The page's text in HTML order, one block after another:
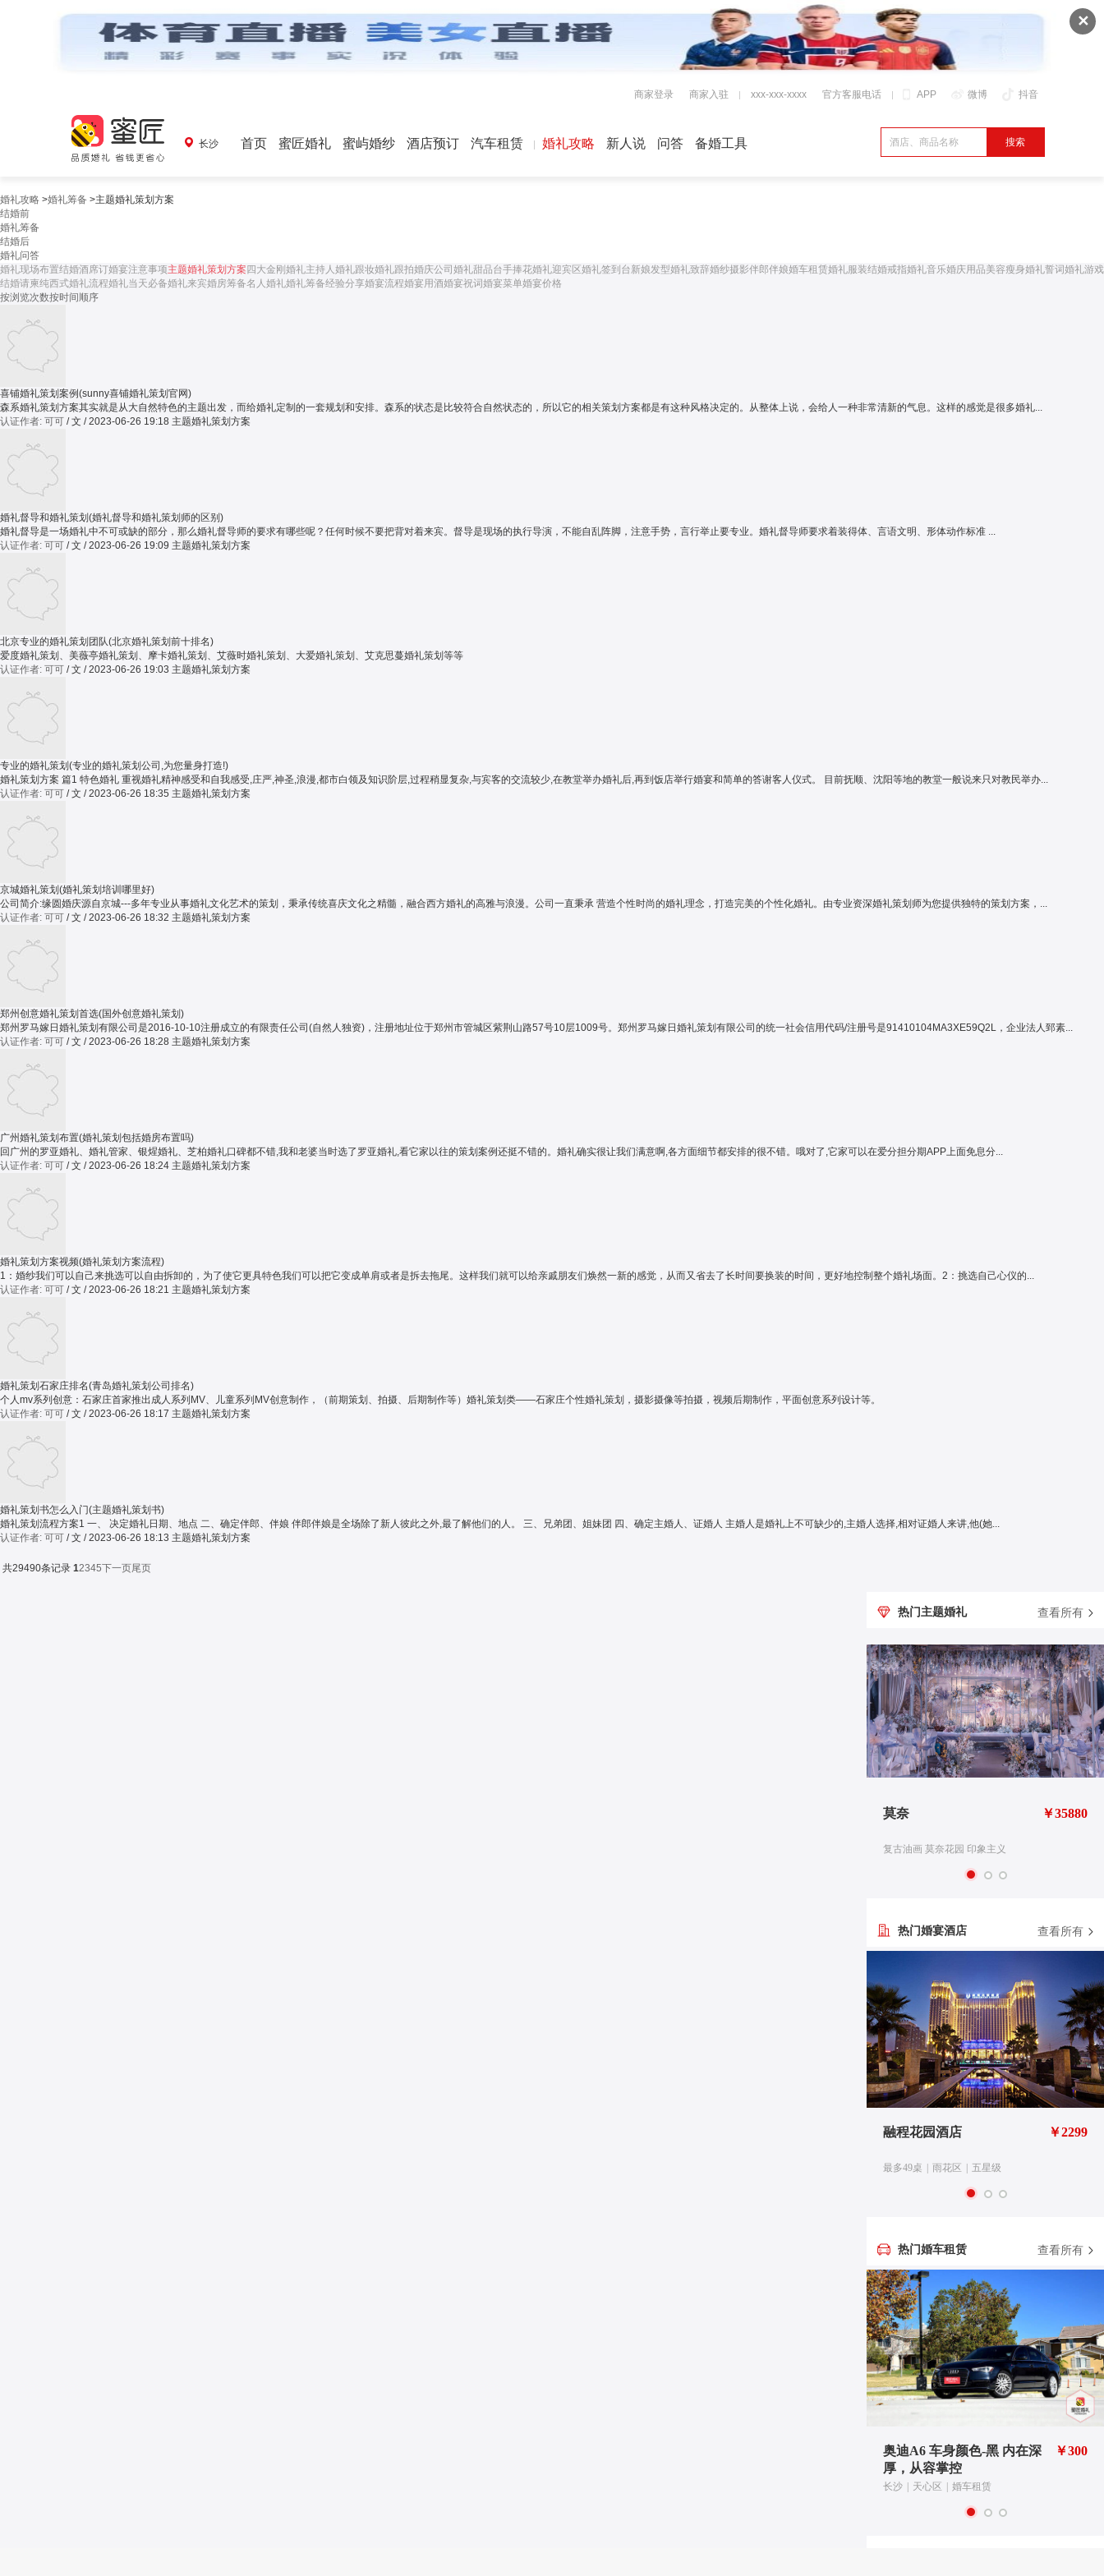
✕
APP 微博 抖音
商家登录 商家入驻 xxx-xxx-xxxx 官方客服电话
长沙 首页 蜜匠婚礼 蜜屿婚纱 酒店预订 汽车租赁 婚礼攻略 新人说 问答 备婚工具
婚礼攻略 >婚礼筹备 >主题婚礼策划方案
结婚前
婚礼筹备
结婚后
婚礼问答
婚礼现场布置结婚酒席订婚宴注意事项主题婚礼策划方案 四大金刚 婚礼主持人婚礼跟妆婚礼跟拍婚庆公司 婚礼甜品台手捧花婚礼迎宾区婚礼签到台新娘发型婚礼致辞婚纱摄影伴郎伴娘婚车租赁婚礼服装结婚戒指婚礼音乐婚庆用品美容瘦身婚礼誓词婚礼游戏
结婚请柬纯西式婚礼流程婚礼当天必备婚礼来宾婚房筹备名人婚礼婚礼筹备经验分享婚宴流程婚宴用酒婚宴祝词婚宴菜单婚宴价格
按浏览次数按时间顺序
喜铺婚礼策划案例(sunny喜铺婚礼策划官网)
森系婚礼策划方案其实就是从大自然特色的主题出发，而给婚礼定制的一套规划和安排。森系的状态是比较符合自然状态的，所以它的相关策划方案都是有这种风格决定的。从整体上说，会给人一种非常清新的气息。这样的感觉是很多婚礼...
认证作者: 可可 / 文 / 2023-06-26 19:18 主题婚礼策划方案
婚礼督导和婚礼策划(婚礼督导和婚礼策划师的区别)
婚礼督导是一场婚礼中不可或缺的部分，那么婚礼督导师的要求有哪些呢？任何时候不要把背对着来宾。督导是现场的执行导演，不能自乱阵脚，注意手势，言行举止要专业。婚礼督导师要求着装得体、言语文明、形体动作标准 ...
认证作者: 可可 / 文 / 2023-06-26 19:09 主题婚礼策划方案
北京专业的婚礼策划团队(北京婚礼策划前十排名)
爱度婚礼策划、美薇亭婚礼策划、摩卡婚礼策划、艾薇时婚礼策划、大爱婚礼策划、艾克思蔓婚礼策划等等
认证作者: 可可 / 文 / 2023-06-26 19:03 主题婚礼策划方案
专业的婚礼策划(专业的婚礼策划公司,为您量身打造!)
婚礼策划方案 篇1 特色婚礼 重视婚礼精神感受和自我感受,庄严,神圣,浪漫,都市白领及知识阶层,过程稍显复杂,与宾客的交流较少,在教堂举办婚礼后,再到饭店举行婚宴和简单的答谢客人仪式。 目前抚顺、沈阳等地的教堂一般说来只对教民举办...
认证作者: 可可 / 文 / 2023-06-26 18:35 主题婚礼策划方案
京城婚礼策划(婚礼策划培训哪里好)
公司简介:缘圆婚庆源自京城---多年专业从事婚礼文化艺术的策划，秉承传统喜庆文化之精髓，融合西方婚礼的高雅与浪漫。公司一直秉承 营造个性时尚的婚礼理念，打造完美的个性化婚礼。由专业资深婚礼策划师为您提供独特的策划方案，...
认证作者: 可可 / 文 / 2023-06-26 18:32 主题婚礼策划方案
郑州创意婚礼策划首选(国外创意婚礼策划)
郑州罗马嫁日婚礼策划有限公司是2016-10-10注册成立的有限责任公司(自然人独资)，注册地址位于郑州市管城区紫荆山路57号10层1009号。郑州罗马嫁日婚礼策划有限公司的统一社会信用代码/注册号是91410104MA3XE59Q2L，企业法人郅素...
认证作者: 可可 / 文 / 2023-06-26 18:28 主题婚礼策划方案
广州婚礼策划布置(婚礼策划包括婚房布置吗)
回广州的罗亚婚礼、婚礼管家、银煋婚礼、芝柏婚礼口碑都不错,我和老婆当时选了罗亚婚礼,看它家以往的策划案例还挺不错的。婚礼确实很让我们满意啊,各方面细节都安排的很不错。哦对了,它家可以在爱分担分期APP上面免息分...
认证作者: 可可 / 文 / 2023-06-26 18:24 主题婚礼策划方案
婚礼策划方案视频(婚礼策划方案流程)
1：婚纱我们可以自己来挑选可以自由拆卸的，为了使它更具特色我们可以把它变成单肩或者是拆去拖尾。这样我们就可以给亲戚朋友们焕然一新的感觉，从而又省去了长时间要换装的时间，更好地控制整个婚礼场面。2：挑选自己心仪的...
认证作者: 可可 / 文 / 2023-06-26 18:21 主题婚礼策划方案
婚礼策划石家庄排名(青岛婚礼策划公司排名)
个人mv系列创意：石家庄首家推出成人系列MV、儿童系列MV创意制作，（前期策划、拍摄、后期制作等）婚礼策划类——石家庄个性婚礼策划，摄影摄像等拍摄，视频后期制作，平面创意系列设计等。
认证作者: 可可 / 文 / 2023-06-26 18:17 主题婚礼策划方案
婚礼策划书怎么入门(主题婚礼策划书)
婚礼策划流程方案1 一、 决定婚礼日期、地点 二、确定伴郎、伴娘 伴郎伴娘是全场除了新人彼此之外,最了解他们的人。 三、兄弟团、姐妹团 四、确定主婚人、证婚人 主婚人是婚礼上不可缺少的,主婚人选择,相对证婚人来讲,他(她...
认证作者: 可可 / 文 / 2023-06-26 18:13 主题婚礼策划方案
共29490条记录 12345下一页尾页
热门主题婚礼 查看所有
莫奈 ￥35880
复古油画 莫奈花园 印象主义
热门婚宴酒店 查看所有
融程花园酒店 ￥2299
最多49桌 雨花区 五星级
热门婚车租赁 查看所有
奥迪A6 车身颜色-黑 内在深
厚，从容掌控
￥300
长沙 天心区 婚车租赁